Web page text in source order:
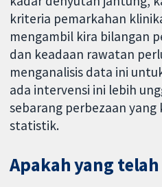
kriteria pemarkahan
mengambil kira bilangan
dan keadaan rawatan
menganalisis data ini
ada intervensi ini lebih
sebarang perbezaan yang
statistik.
Apakah yang